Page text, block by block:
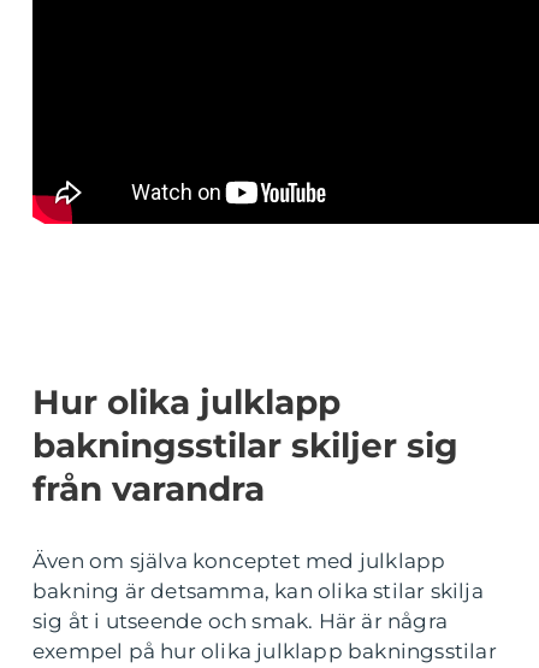
Hur olika julklapp
bakningsstilar skiljer sig
från varandra
Även om själva konceptet med julklapp
bakning är detsamma, kan olika stilar skilja
sig åt i utseende och smak. Här är några
exempel på hur olika julklapp bakningsstilar